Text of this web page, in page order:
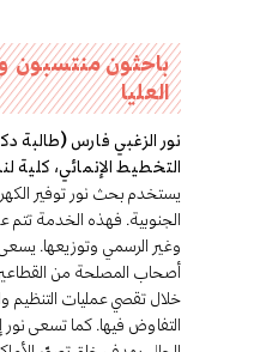
باحثون منتسبون
العليا
نور الزغبي فارس (طالبة
التخطيط الإنمائي، كلية
يستخدم بحث نور توفير
الجنوبية. فهذه الخدمة
وغير الرسمي وتوزيعها.
أصحاب المصلحة من
خلال تقصي عمليات التنظيم
التفاوض فيها. كما تسعى نور